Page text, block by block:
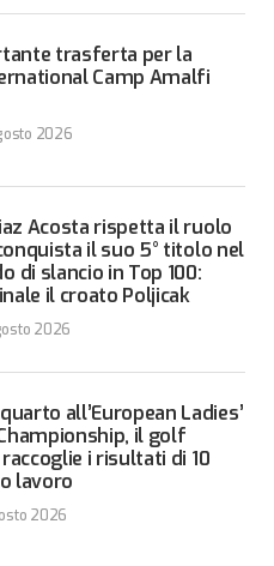
trasferta per la
Camp Amalfi
2026
Acosta rispetta il ruolo
il suo 5° titolo nel
di slancio in Top 100:
il croato Poljicak
2026
all’European Ladies’
il golf
i risultati di 10
lavoro
2026